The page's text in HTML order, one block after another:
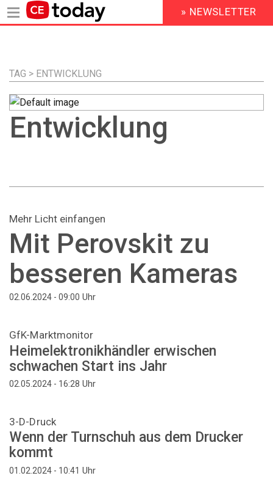
Inhalt
HEADER
MENU
» NEWSLETTER
TAG > ENTWICKLUNG
Entwicklung
Mehr Licht einfangen
Mit Perovskit zu
besseren Kameras
02.06.2024 - 09:00 Uhr
GfK-Marktmonitor
Heimelektronikhändler erwischen
schwachen Start ins Jahr
02.05.2024 - 16:28 Uhr
3-D-Druck
Wenn der Turnschuh aus dem Drucker
kommt
01.02.2024 - 10:41 Uhr